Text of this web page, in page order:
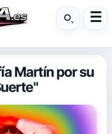
Martín por su